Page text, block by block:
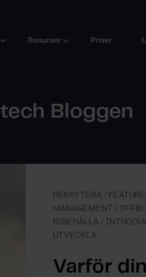
Resurser Priser
Bloggen
REKRYTERA /
MANAGEMENT /
BIBEHÅLLA /
UTVECKLA
Varför